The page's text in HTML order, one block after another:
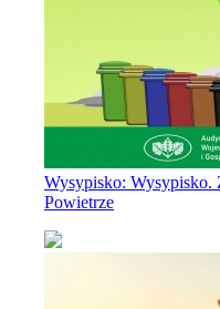
Wysypisko: Wysypisko.
Powietrze